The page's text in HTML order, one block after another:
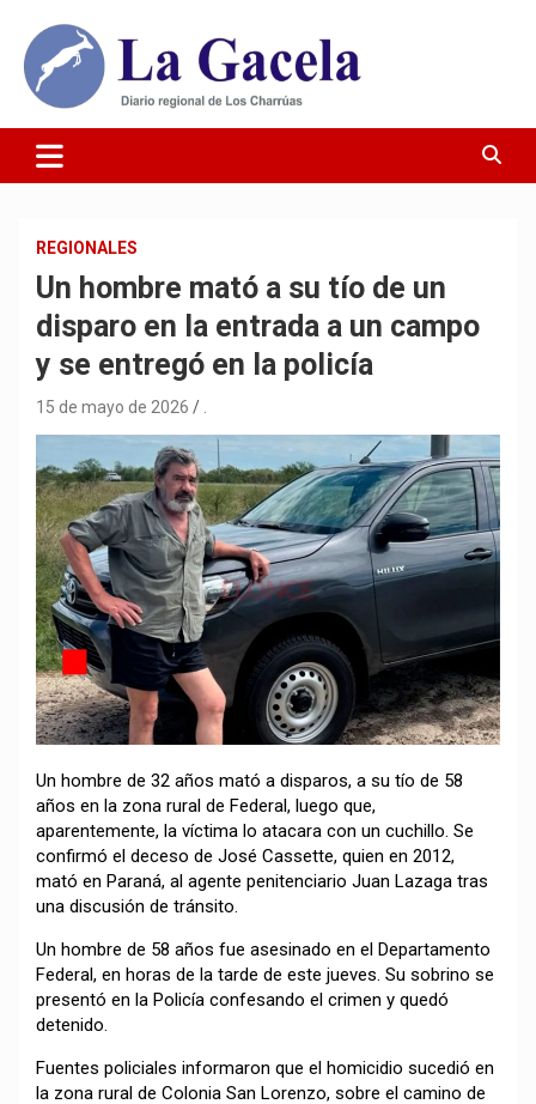
contenido
Diario La Gacela
REGIONALES
Un hombre mató a su tío de un
disparo en la entrada a un campo
y se entregó en la policía
15 de mayo de 2026
Un hombre de 32 años mató a disparos, a su tío de 58
años en la zona rural de Federal, luego que,
aparentemente, la víctima lo atacara con un cuchillo. Se
confirmó el deceso de José Cassette, quien en 2012,
mató en Paraná, al agente penitenciario Juan Lazaga tras
una discusión de tránsito.
Un hombre de 58 años fue asesinado en el Departamento
Federal, en horas de la tarde de este jueves. Su sobrino se
presentó en la Policía confesando el crimen y quedó
detenido.
Fuentes policiales informaron que el homicidio sucedió en
la zona rural de Colonia San Lorenzo, sobre el camino de